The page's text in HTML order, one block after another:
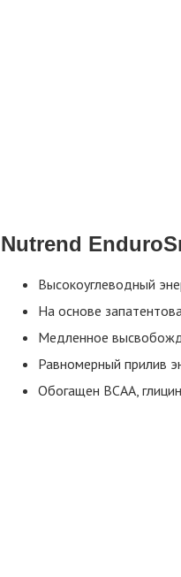
Nutrend
Высокоуглеводный
На основе
Медленное
Равномерный прилив
Обогащен BCAA,